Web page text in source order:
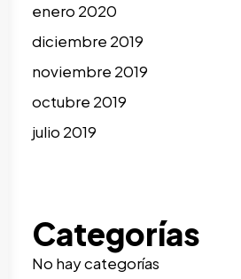
enero 2020
diciembre 2019
noviembre 2019
octubre 2019
julio 2019
Categorías
No hay categorías